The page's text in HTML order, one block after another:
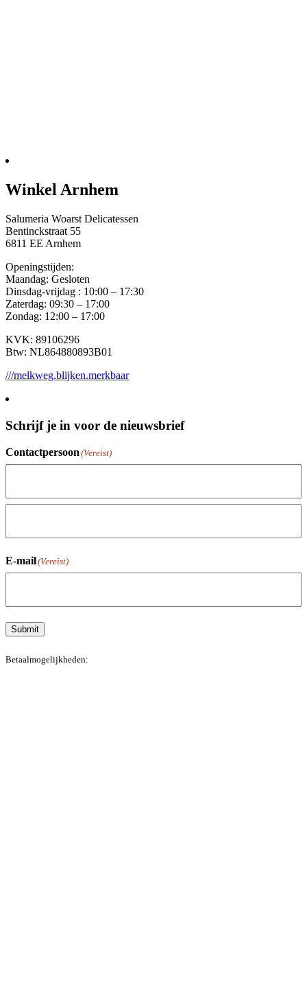
Winkel Arnhem
Salumeria Woarst Delicatessen
Bentinckstraat 55
6811 EE Arnhem
Openingstijden:
Maandag: Gesloten
Dinsdag-vrijdag : 10:00 – 17:30
Zaterdag: 09:30 – 17:00
Zondag: 12:00 – 17:00
KVK: 89106296
Btw: NL864880893B01
///melkweg.blijken.merkbaar
Schrijf je in voor de nieuwsbrief
Contactpersoon (Vereist)
Voornaam
E-mail(Vereist)
Submit
Betaalmogelijkheden: